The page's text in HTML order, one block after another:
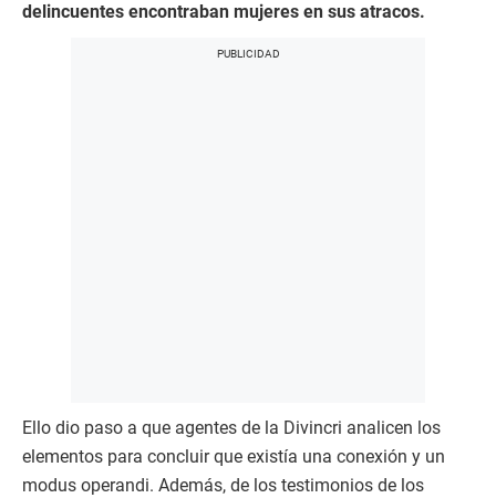
delincuentes encontraban mujeres en sus atracos.
Ello dio paso a que agentes de la Divincri analicen los
elementos para concluir que existía una conexión y un
modus operandi. Además, de los testimonios de los